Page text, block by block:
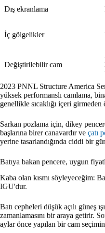
Dış ekranlama
İç gölgelikler
Değiştirilebilir cam
2023 PNNL Structure America
yüksek performanslı camlama,
genellikle sıcaklığı içeri
Sarkan pozlama için, dikey
başlarına birer canavardır ve çatı
yerine tasarlandığında ciddi bir
Batıya bakan pencere, uygun
Kaba olan kısmı söyleyeceğim:
IGU'dur.
Batı cepheleri düşük açılı güneş
zamanlamasını bir araya getirir.
aylar önce yapılan bir cam